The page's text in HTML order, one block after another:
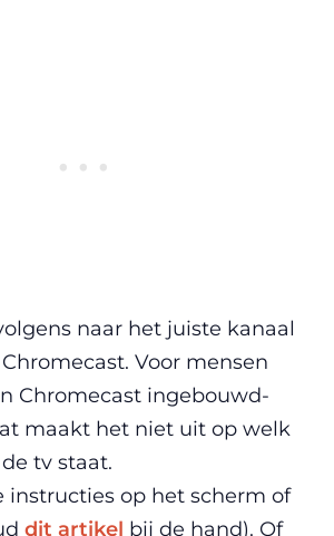
naar het juiste kanaal
Voor mensen
Chromecast ingebouwd-
maakt het niet uit op welk
tv staat.
instructies op het scherm of
dit artikel bij de hand). Of